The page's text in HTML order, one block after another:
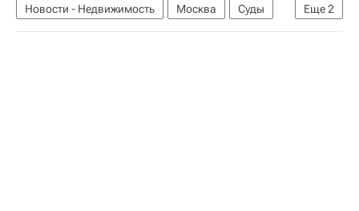
Еще2
Новости - Недвижимость Москва
Суды
Строительство
Россия